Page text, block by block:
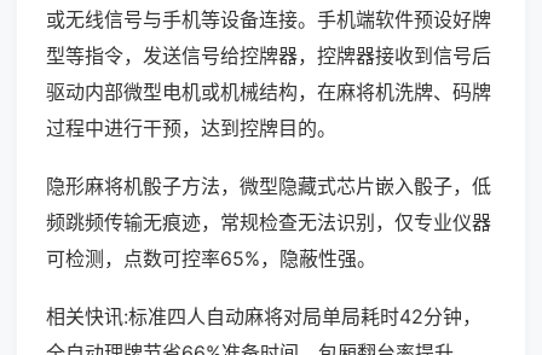
或无线信号与手机等设备连接。手机端软件预设好牌
型等指令，发送信号给控牌器，控牌器接收到信号后
驱动内部微型电机或机械结构，在麻将机洗牌、码牌
过程中进行干预，达到控牌目的。
隐形麻将机骰子方法，微型隐藏式芯片嵌入骰子，低
频跳频传输无痕迹，常规检查无法识别，仅专业仪器
可检测，点数可控率65%，隐蔽性强。
相关快讯:标准四人自动麻将对局单局耗时42分钟，